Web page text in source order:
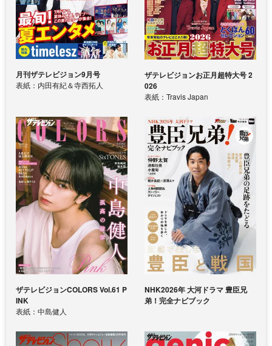
月刊ザテレビジョン9月号
表紙：内田有紀＆寺西拓人
ザテレビジョンお正月超特大号 2
026
表紙：Travis Japan
ザテレビジョンCOLORS Vol.61 P
INK
表紙：中島健人
NHK2026年 大河ドラマ 豊臣兄
弟！完全ナビブック